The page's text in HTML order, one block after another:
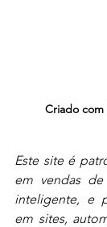
Criado
Este site é
em vendas
inteligente, e
em sites,